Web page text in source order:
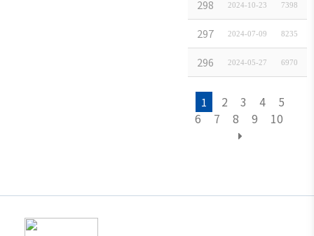
298 大韓航空利用
2024-10-23 7398
297 아시아나항공 기
2024-07-09 8235
296 CJ FOODS
2024-05-27 6970
1 2 3 4
5
6
7 8 9 10